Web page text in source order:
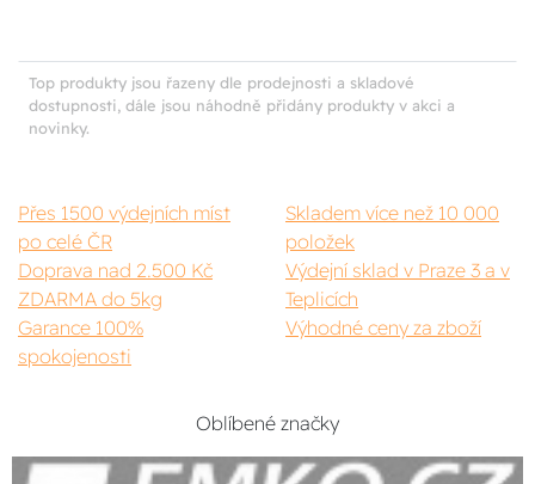
Top produkty jsou řazeny dle prodejnosti a skladové
dostupnosti, dále jsou náhodně přidány produkty v akci a
novinky.
Přes 1500 výdejních míst
po celé ČR
Skladem více než 10 000
položek
Doprava nad 2.500 Kč
ZDARMA do 5kg
Výdejní sklad v Praze 3 a v
Teplicích
Garance 100%
spokojenosti
Výhodné ceny za zboží
Oblíbené značky